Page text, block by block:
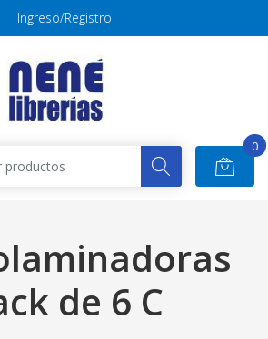
Ingreso/Registro
0
de 6 C